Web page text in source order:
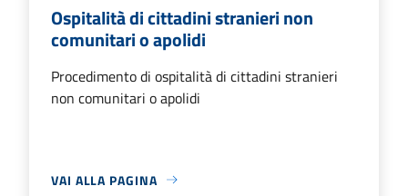
Ospitalità di cittadini stranieri non
comunitari o apolidi
Procedimento di ospitalità di cittadini stranieri
non comunitari o apolidi
VAI ALLA PAGINA